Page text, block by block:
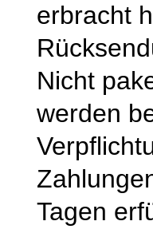
erbracht
Nicht
werden
Tagen